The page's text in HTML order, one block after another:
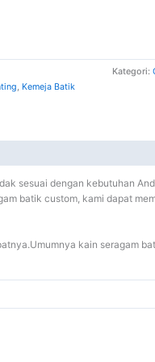
Kategori:
, Kemeja Batik
sesuai dengan kebutuhan
batik custom, kami dapat
kain seragam